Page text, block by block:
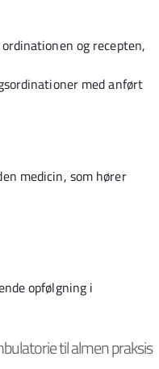
og recepten,
med anført
medicin, som hører
opfølgning i
til almen praksis